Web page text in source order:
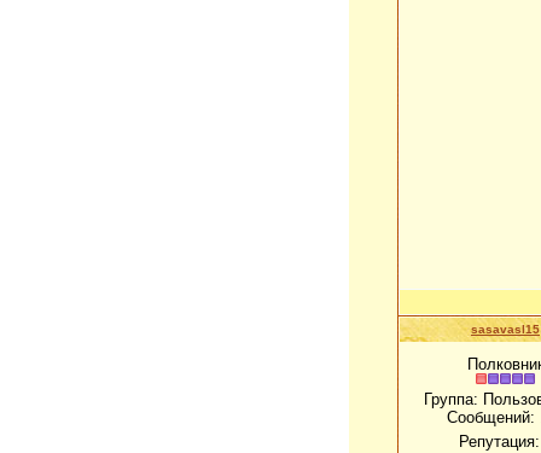
sasavasl15
Группа:
Сообщений: